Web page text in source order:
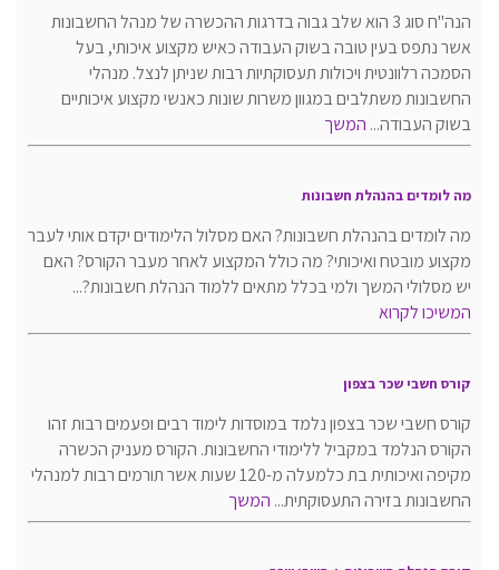
הנה"ח סוג 3 הוא שלב גבוה בדרגות ההכשרה של מנהל החשבונות
אשר נתפס בעין טובה בשוק העבודה כאיש מקצוע איכותי, בעל
הסמכה רלוונטית ויכולות תעסוקתיות רבות שניתן לנצל. מנהלי
החשבונות משתלבים במגוון משרות שונות כאנשי מקצוע איכותיים
בשוק העבודה... המשך
מה לומדים בהנהלת חשבונות
מה לומדים בהנהלת חשבונות? האם מסלול הלימודים יקדם אותי לעבר
מקצוע מובטח ואיכותי? מה כולל המקצוע לאחר מעבר הקורס? האם
יש מסלולי המשך ולמי בכלל מתאים ללמוד הנהלת חשבונות?...
המשיכו לקרוא
קורס חשבי שכר בצפון
קורס חשבי שכר בצפון נלמד במוסדות לימוד רבים ופעמים רבות זהו
הקורס הנלמד במקביל ללימודי החשבונות. הקורס מעניק הכשרה
מקיפה ואיכותית בת כלמעלה מ-120 שעות אשר תורמים רבות למנהלי
החשבונות בזירה התעסוקתית... המשך